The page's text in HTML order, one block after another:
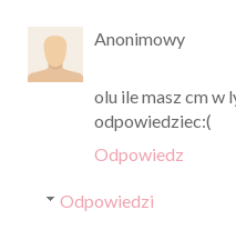
Anonimowy
olu ile masz cm w
odpowiedziec:(
Odpowiedz
Odpowiedzi